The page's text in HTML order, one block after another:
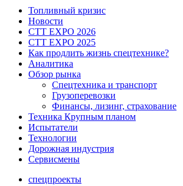
Топливный кризис
Новости
CTT EXPO 2026
CTT EXPO 2025
Как продлить жизнь спецтехнике?
Аналитика
Обзор рынка
Спецтехника и транспорт
Грузоперевозки
Финансы, лизинг, страхование
Техника Крупным планом
Испытатели
Технологии
Дорожная индустрия
Сервисмены
спецпроекты